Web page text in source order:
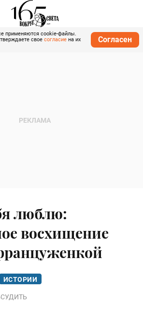
применяются cookie-файлы.
свое согласие на их
Согласен
люблю:
восхищение
ИСТОРИИ